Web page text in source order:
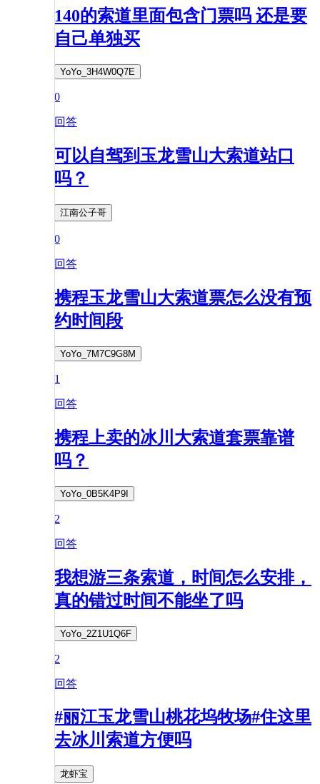
140的索道里面包含门票吗 还是要
自己单独买
YoYo_3H4W0Q7E
0
回答
可以自驾到玉龙雪山大索道站口
吗？
江南公子哥
0
回答
携程玉龙雪山大索道票怎么没有预
约时间段
YoYo_7M7C9G8M
1
回答
携程上卖的冰川大索道套票靠谱
吗？
YoYo_0B5K4P9I
2
回答
我想游三条索道，时间怎么安排，
真的错过时间不能坐了吗
YoYo_2Z1U1Q6F
2
回答
#丽江玉龙雪山桃花坞牧场#住这里
去冰川索道方便吗
龙虾宝